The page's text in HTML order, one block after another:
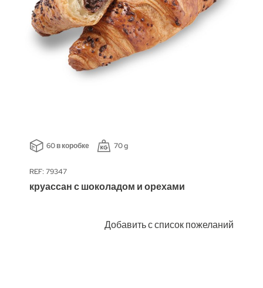
60 в коробке 70 g
REF: 79347
круассан с шоколадом и орехами
Добавить с список пожеланий